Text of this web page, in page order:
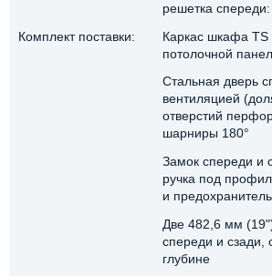
решетка
Комплект поставки:
Каркас шкафа TS
потолочной
Стальная дверь
вентиляцией
отверстий
шарниры 180°
Замок спереди и
ручка под
и
Две 482,6 мм
спереди и сзади,
глубине